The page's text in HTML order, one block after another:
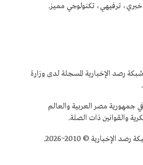
ترفيهي، تكنولوجي مميز.
رصد الإخبارية المسجلة لدى وزارة
جمهورية مصر العربية والعالم
والقوانين ذات الصلة.
© 2010~2026.